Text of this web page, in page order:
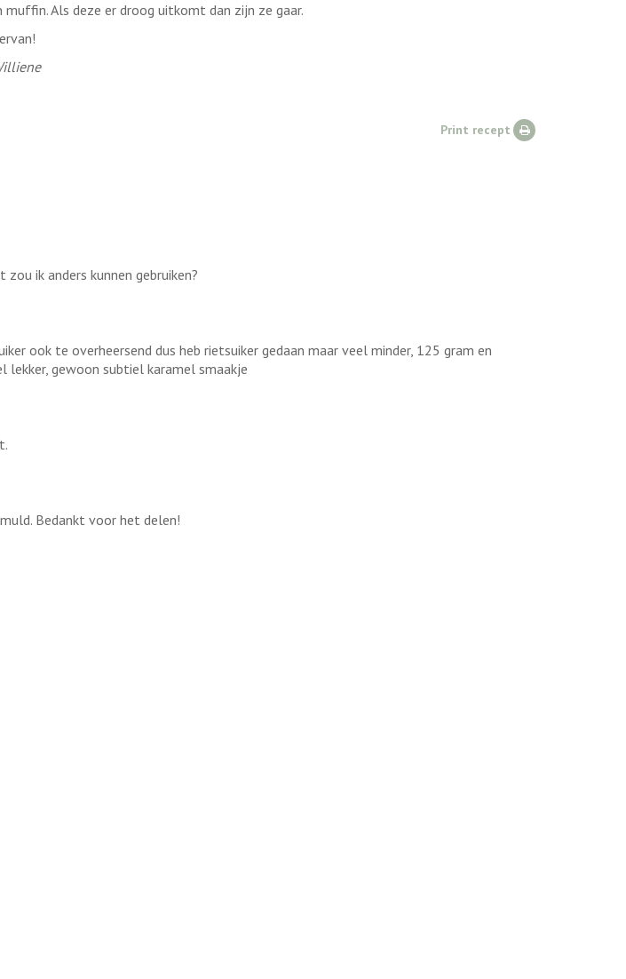
muffin. Als deze er droog uitkomt dan zijn ze gaar.
Print recept
ik anders kunnen gebruiken?
ook te overheersend dus heb rietsuiker gedaan maar veel minder, 125 gram en
lekker, gewoon subtiel karamel smaakje
Bedankt voor het delen!